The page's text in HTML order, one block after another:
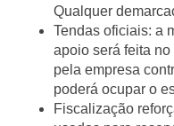
Qualquer
Tendas oficiais: a
apoio será feita
pela empresa
poderá ocupar o
Fiscalização